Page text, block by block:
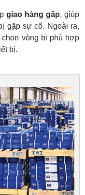
giao hàng gấp, giúp
gặp sự cố. Ngoài ra,
vòng bi phù hợp
bị.